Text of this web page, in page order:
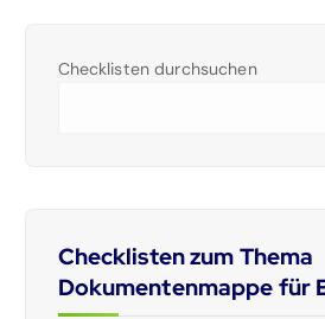
Checklisten durchsuchen
Checklisten zum Thema
Dokumentenmappe für